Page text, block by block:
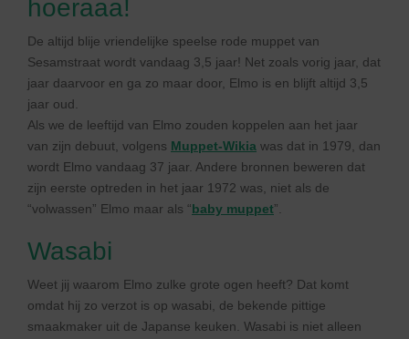
hoeraaa!
De altijd blije vriendelijke speelse rode muppet van
Sesamstraat wordt vandaag 3,5 jaar! Net zoals vorig jaar, dat
jaar daarvoor en ga zo maar door, Elmo is en blijft altijd 3,5
jaar oud.
Als we de leeftijd van Elmo zouden koppelen aan het jaar
van zijn debuut, volgens Muppet-Wikia was dat in 1979, dan
wordt Elmo vandaag 37 jaar. Andere bronnen beweren dat
zijn eerste optreden in het jaar 1972 was, niet als de
“volwassen” Elmo maar als “baby muppet”.
Wasabi
Weet jij waarom Elmo zulke grote ogen heeft? Dat komt
omdat hij zo verzot is op wasabi, de bekende pittige
smaakmaker uit de Japanse keuken. Wasabi is niet alleen